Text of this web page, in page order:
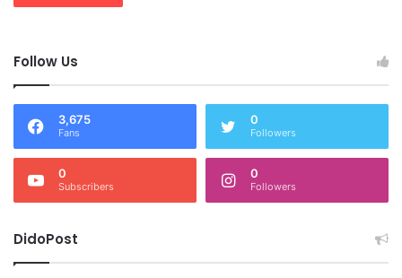
Follow Us
3,675
Fans
0
Followers
0
Subscribers
0
Followers
DidoPost